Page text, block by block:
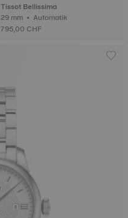
Tissot Bellissima
29 mm • Automatik
795,00 CHF